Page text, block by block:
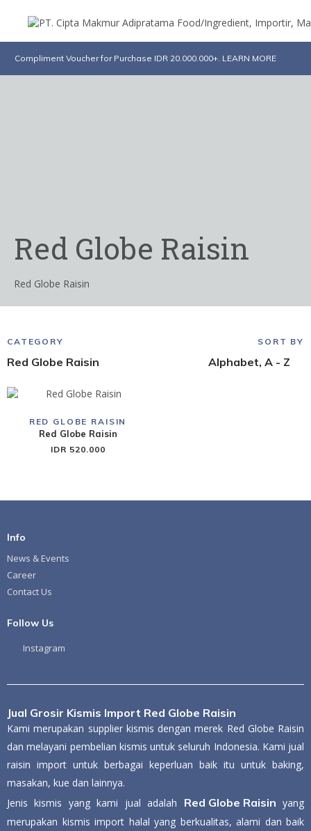
Compliment Voucher for Purchase IDR 20.000.000+. LEARN MORE
Red Globe Raisin
Red Globe Raisin
CATEGORY
Red Globe Raisin
SORT BY
Alphabet, A - Z
RED GLOBE RAISIN
Red Globe Raisin
IDR 520.000
Info
News & Events
Career
Contact Us
Follow Us
Instagram
Jual Grosir Kismis Import Red Globe Raisin
Kami merupakan supplier kismis dengan merek Red Globe Raisin
dan melayani pembelian kismis untuk seluruh Indonesia. Kami jual
raisin import untuk berbagai keperluan baik itu untuk baking,
masakan, kue dan lainnya.
Jenis kismis yang kami jual adalah Red Globe Raisin yang
merupakan kismis import halal yang berkualitas, alami dan baik